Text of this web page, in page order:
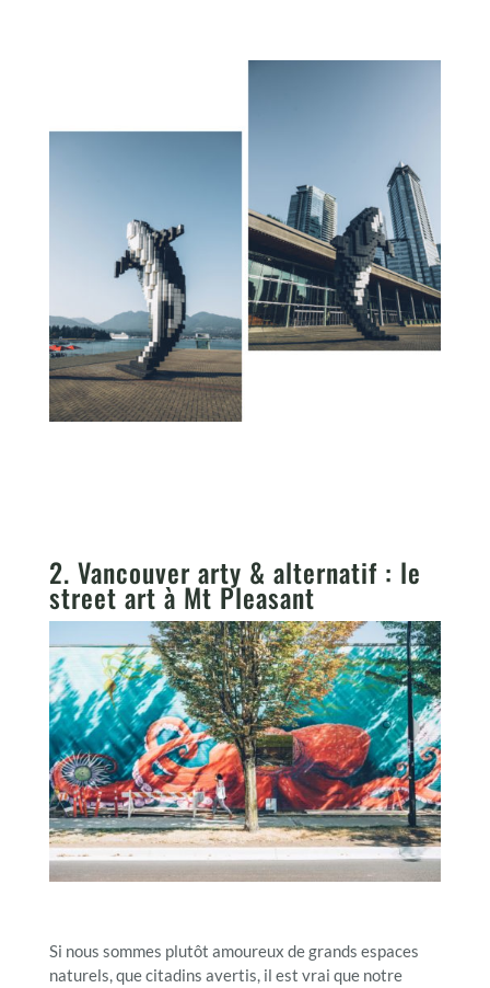
2. Vancouver arty & alternatif : le
street art à Mt Pleasant
Si nous sommes plutôt amoureux de grands espaces
naturels, que citadins avertis, il est vrai que notre